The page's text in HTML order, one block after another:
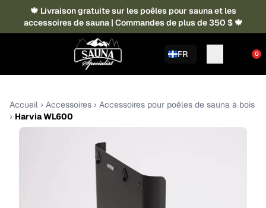
🍁 Livraison gratuite sur les poêles pour sauna et les
accessoires de sauna | Commandes de plus de 350 $ 🍁
FR 0
Accueil › Accessoires › Accessoires pour poêles de sauna à bois
› Harvia WL600